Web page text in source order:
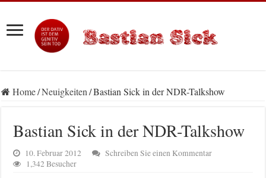
Home/Neuigkeiten/Bastian Sick in der NDR-Talkshow
Bastian Sick in der NDR-Talkshow
10. Februar 2012
Schreiben Sie einen Kommentar
1,342 Besucher